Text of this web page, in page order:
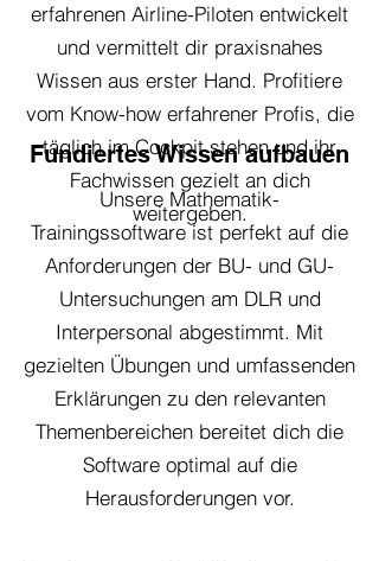
erfahrenen Airline-Piloten entwickelt
und vermittelt dir praxisnahes
Wissen aus erster Hand. Profitiere
vom Know-how erfahrener Profis, die
täglich im Cockpit stehen und ihr
Fachwissen gezielt an dich
weitergeben.
Fundiertes Wissen aufbauen
Unsere Mathematik-
Trainingssoftware ist perfekt auf die
Anforderungen der BU- und GU-
Untersuchungen am DLR und
Interpersonal abgestimmt. Mit
gezielten Übungen und umfassenden
Erklärungen zu den relevanten
Themenbereichen bereitet dich die
Software optimal auf die
Herausforderungen vor.